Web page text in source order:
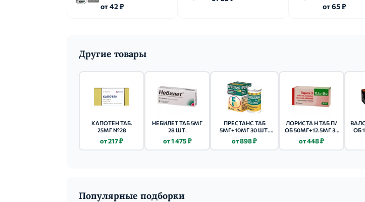
достижения целевых значений диастолического АД (диастолическое АД ниже 75
от 42 ₽
драже 250мг
от 65 ₽
Другие товары
КАПОТЕН ТАБ.
25МГ №28
от 217 ₽
НЕБИЛЕТ ТАБ 5МГ
28 ШТ.
от 1 475 ₽
ПРЕСТАНС ТАБ
5МГ+10МГ 30 ШТ.
5МГ+ПЕРИНДОПРИЛ
10МГ
от 898 ₽
ЛОРИСТА Н ТАБ П/
ОБ 50МГ+12.5МГ 30
от 448 ₽
ОБ
Популярные подборки